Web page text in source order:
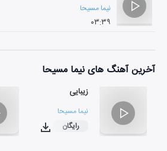
نیما مسیحا
۰۳:۳۹
آخرین آهنگ های نیما مسیحا
زیبایی
نیما مسیحا
۰۳:۲۲
رایگان